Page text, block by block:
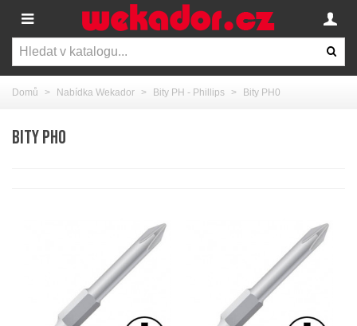
Domů > Nabídka Wekador > Bity PH - Phillips > Bity PH0
BITY PH0